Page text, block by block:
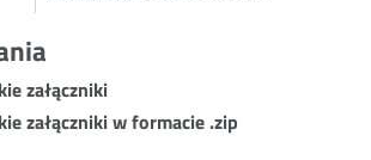
załączniki
załączniki w formacie .zip